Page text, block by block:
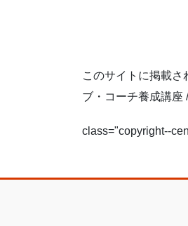
このサイトに掲載
ブ・コーチ養成講座
class="copyright--